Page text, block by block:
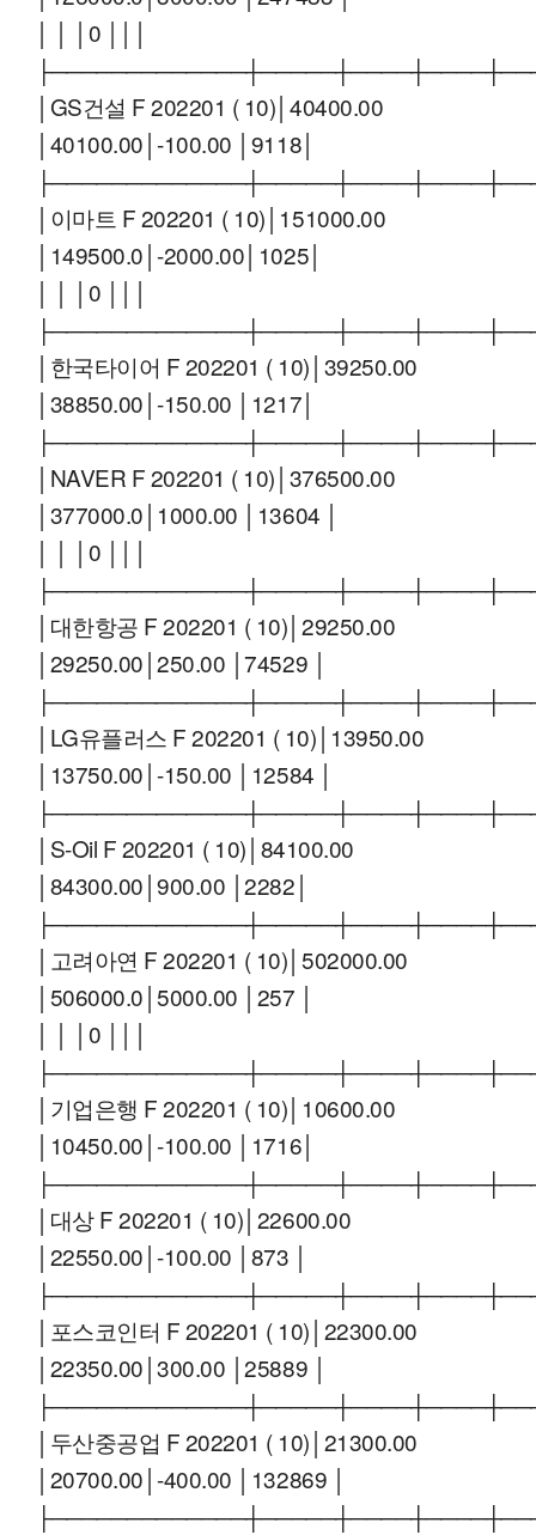
│ │ │0 │││
│GS건설 F 202201 ( 10)│40400.00
│40100.00│-100.00 │9118│
│이마트 F 202201 ( 10)│151000.00
│149500.0│-2000.00│1025│
│ │ │0 │││
│한국타이어 F 202201 ( 10)│39250.00
│38850.00│-150.00 │1217│
│NAVER F 202201 ( 10)│376500.00
│377000.0│1000.00 │13604 │
│ │ │0 │││
│대한항공 F 202201 ( 10)│29250.00
│29250.00│250.00 │74529 │
│LG유플러스 F 202201 ( 10)│13950.00
│13750.00│-150.00 │12584 │
│S-Oil F 202201 ( 10)│84100.00
│84300.00│900.00 │2282│
│고려아연 F 202201 ( 10)│502000.00
│506000.0│5000.00 │257 │
│ │ │0 │││
│기업은행 F 202201 ( 10)│10600.00
│10450.00│-100.00 │1716│
│대상 F 202201 ( 10)│22600.00
│22550.00│-100.00 │873 │
│포스코인터 F 202201 ( 10)│22300.00
│22350.00│300.00 │25889 │
│두산중공업 F 202201 ( 10)│21300.00
│20700.00│-400.00 │132869 │